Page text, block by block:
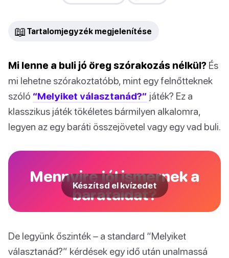
📖 Tartalomjegyzék megjelenítése
Mi lenne a buli jó öreg szórakozás nélkül? És
mi lehetne szórakoztatóbb, mint egy felnőtteknek
szóló “Melyiket választanád?” játék? Ez a
klasszikus játék tökéletes bármilyen alkalomra,
legyen az egy baráti összejövetel vagy egy vad buli.
Mennyire jól ismernek a
barátaidat?
Készítsd el kvízedet
De legyünk őszinték – a standard “Melyiket
választanád?” kérdések egy idő után unalmassá